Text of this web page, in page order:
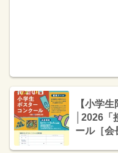
【小学
│2026
ール［会